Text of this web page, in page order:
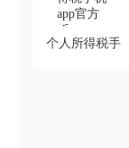
个人所得税手